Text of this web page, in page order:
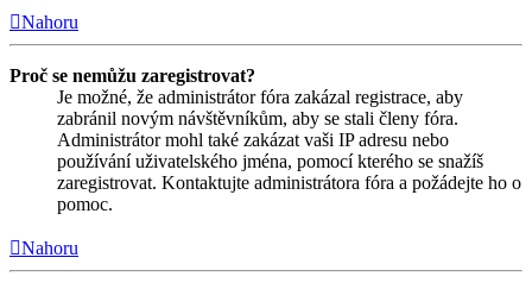
Nahoru
Proč se nemůžu zaregistrovat?
Je možné, že administrátor fóra zakázal registrace, aby
zabránil novým návštěvníkům, aby se stali členy fóra.
Administrátor mohl také zakázat vaši IP adresu nebo
používání uživatelského jména, pomocí kterého se snažíš
zaregistrovat. Kontaktujte administrátora fóra a požádejte ho o
pomoc.
Nahoru